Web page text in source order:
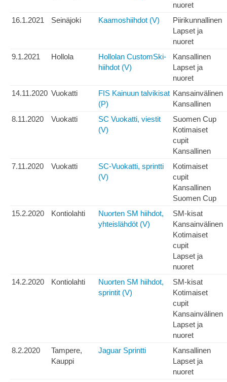
nuoret
16.1.2021
Seinäjoki Kaamoshiihdot (V)
Piirikunnallinen
Lapset ja
nuoret
9.1.2021
Hollola
Hollolan CustomSki-
hiihdot (V)
Kansallinen
Lapset ja
nuoret
14.11.2020 Vuokatti
FIS Kainuun talvikisat
(P)
Kansainvälinen
Kansallinen
8.11.2020
Vuokatti
SC Vuokatti, viestit
(V)
Suomen Cup
Kotimaiset
cupit
Kansallinen
7.11.2020
Vuokatti
SC-Vuokatti, sprintti
(V)
Kotimaiset
cupit
Kansallinen
Suomen Cup
15.2.2020
Kontiolahti
Nuorten SM hiihdot,
yhteislähdöt (V)
SM-kisat
Kansainvälinen
Kotimaiset
cupit
Lapset ja
nuoret
14.2.2020
Kontiolahti
Nuorten SM hiihdot,
sprintit (V)
SM-kisat
Kotimaiset
cupit
Kansainvälinen
Lapset ja
nuoret
8.2.2020
Tampere,
Kauppi
Jaguar Sprintti
Kansallinen
Lapset ja
nuoret